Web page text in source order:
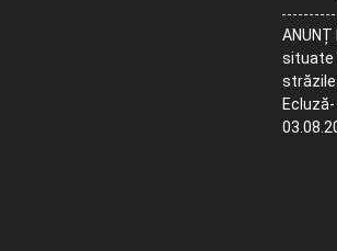
situate
străzile